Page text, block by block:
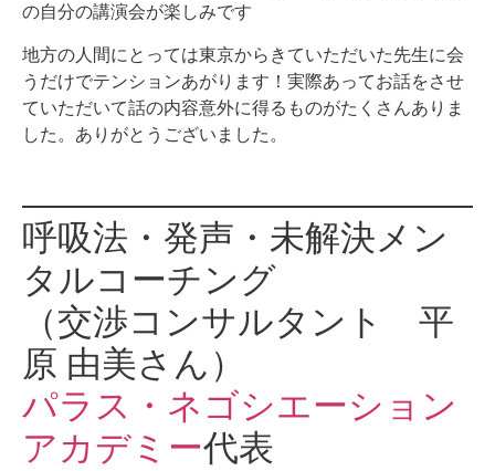
の自分の講演会が楽しみです
地方の人間にとっては東京からきていただいた先生に会
うだけでテンションあがります！実際あってお話をさせ
ていただいて話の内容意外に得るものがたくさんありま
した。ありがとうございました。
呼吸法・発声・未解決メン
タルコーチング
（交渉コンサルタント 平
原 由美さん）
パラス・ネゴシエーション
アカデミー代表